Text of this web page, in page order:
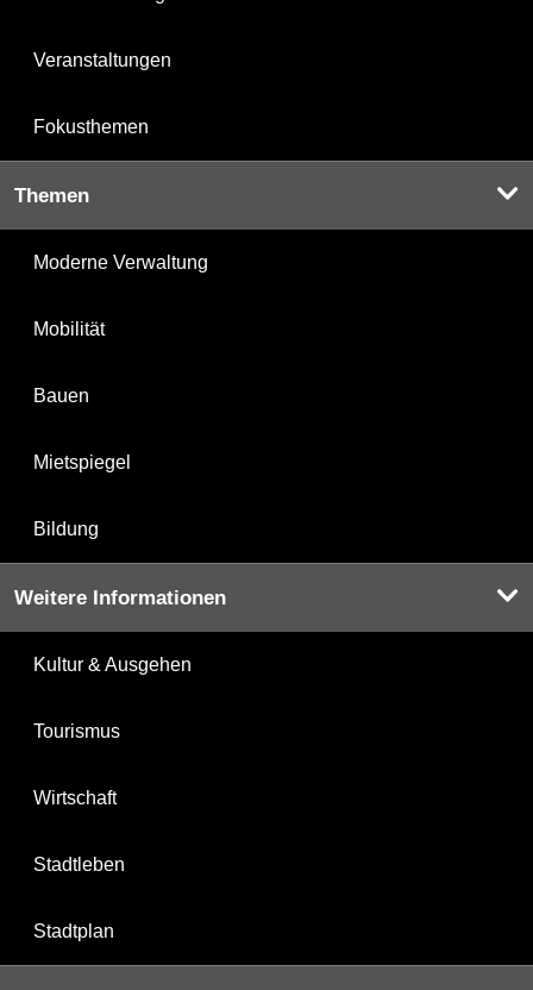
Veranstaltungen
Fokusthemen
Themen
Moderne Verwaltung
Mobilität
Bauen
Mietspiegel
Bildung
Weitere Informationen
Kultur & Ausgehen
Tourismus
Wirtschaft
Stadtleben
Stadtplan